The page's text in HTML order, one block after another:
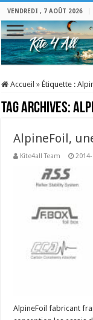
VENDREDI , 7 AOÛT 2026
Accueil » Étiquette :
Tag Archives:
AlpineFoil,
Kite4all Team
AlpineFoil fabricant